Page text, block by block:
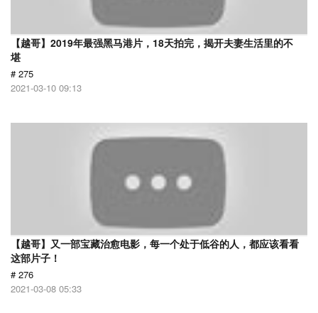
【越哥】2019年最强黑马港片，18天拍完，揭开夫妻生活里的不
堪
# 275
2021-03-10 09:13
【越哥】又一部宝藏治愈电影，每一个处于低谷的人，都应该看看
这部片子！
# 276
2021-03-08 05:33